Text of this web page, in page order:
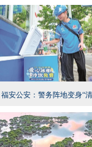
福安公安：警务阵地变身“
地”